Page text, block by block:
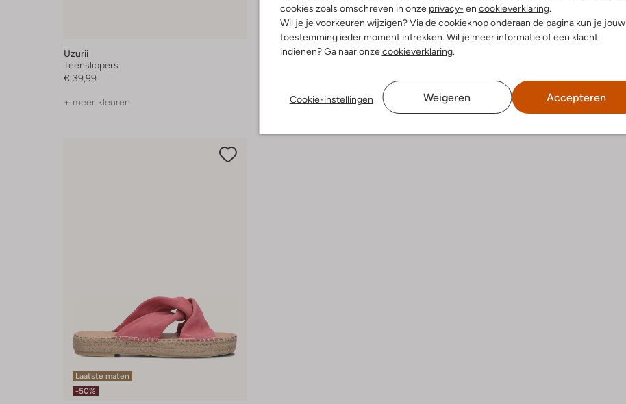
cookies zoals omschreven in onze privacy- en cookieverklaring.
Wil je je voorkeuren wijzigen? Via de cookieknop onderaan de pagina kun je jouw
toestemming ieder moment intrekken. Wil je meer informatie of een klacht
indienen? Ga naar onzecookieverklaring.
Cookie-instellingen Weigeren Accepteren
Uzurii
Teenslippers
€ 39,99
+ meer kleuren
Uzurii
+ meer kleuren
€ 79,99
+ meer kleuren
Laatste maten
-50%